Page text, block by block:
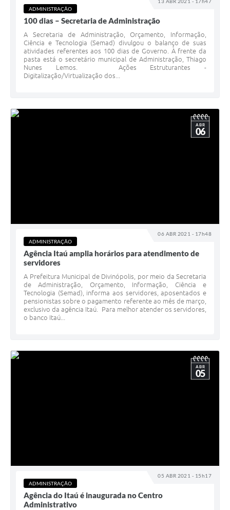
ADMINISTRAÇÃO
100 dias – Secretaria de Administração
A Secretaria de Administração, Orçamento, Informação,
Ciência e Tecnologia (Semad) divulgou o balanço de suas
atividades referentes aos 100 dias de Governo. À frente da
pasta está o secretário municipal de Administração, Thiago
Nunes Lemos. Ações Estruturantes -
Digitalização/Virtualização dos...
06 ABR 2021 - 17h48
ABR
06
ADMINISTRAÇÃO
Agência Itaú amplia horários para atendimento de
servidores
A Prefeitura Municipal de Divinópolis, por meio da Secretaria
de Administração, Orçamento, Informação, Ciência e
Tecnologia (Semad), informa aos servidores, aposentados e
pensionistas sobre o pagamento referente ao mês de março,
exclusivo da agência Itaú. Para melhor atender os servidores,
o banco Itaú...
05 ABR 2021 - 15h17
ABR
05
ADMINISTRAÇÃO
Agência do Itaú é inaugurada no Centro
Administrativo